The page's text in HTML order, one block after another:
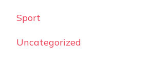
Sport
Uncategorized